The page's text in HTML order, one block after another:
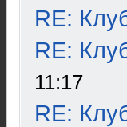
RE:
RE:
11:17
RE: